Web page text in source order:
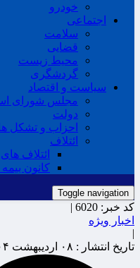
خودرو
اجتماعی
سلامت
قضایی
محیط زیست
گردشگری
سیاست و اقتصاد
مجلس شورای
دولت
احزاب و تشکل ها
ائتلاف
ائتلاف
کانون
Toggle navigation
کد خبر: 6020 |
اخبار ویژه
|
تاریخ انتشار : ۰۸ اردیبهشت ۱۴۰۴ - ۱۰:۴۴ |